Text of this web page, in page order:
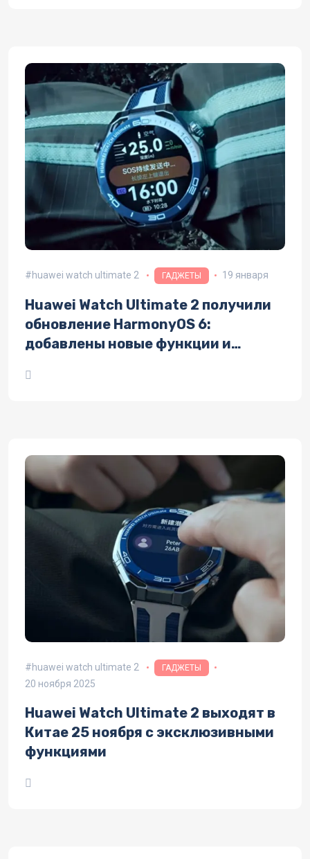
huawei watch ultimate 2 ГАДЖЕТЫ 19 января
Huawei Watch Ultimate 2 получили
обновление HarmonyOS 6:
добавлены новые функции и
huawei watch ultimate 2 ГАДЖЕТЫ
20 ноября 2025
Huawei Watch Ultimate 2 выходят в
Китае 25 ноября с эксклюзивными
функциями